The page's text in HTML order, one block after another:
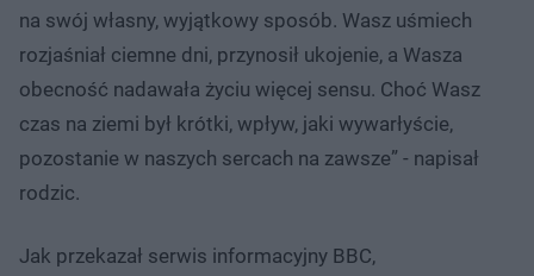
na swój własny, wyjątkowy sposób. Wasz uśmiech
rozjaśniał ciemne dni, przynosił ukojenie, a Wasza
obecność nadawała życiu więcej sensu. Choć Wasz
czas na ziemi był krótki, wpływ, jaki wywarłyście,
pozostanie w naszych sercach na zawsze” - napisał
rodzic.
Jak przekazał serwis informacyjny BBC,